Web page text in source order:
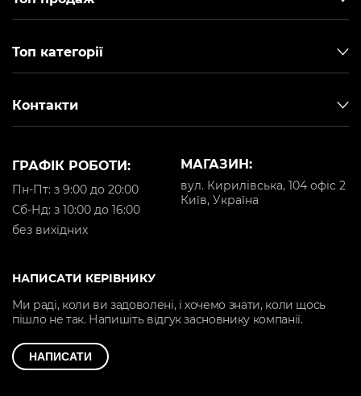
Топ категорії
Контакти
МАГАЗИН:
вул. Кирилівська, 104 офіс 2
Київ, Україна
ГРАФІК РОБОТИ:
Пн-Пт: з 9:00 до 20:00
Cб-Нд: з 10:00 до 16:00
без вихідних
НАПИСАТИ КЕРІВНИКУ
Ми раді, коли ви задоволені, і хочемо знати, коли щось
пішло не так. Напишіть відгук засновнику компанії.
НАПИСАТИ